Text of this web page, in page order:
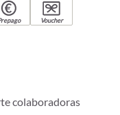
Voucher
colaboradoras